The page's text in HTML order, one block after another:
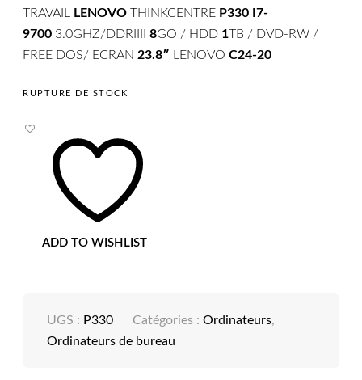
TRAVAIL
LENOVO THINKCENTRE P330 I7-
9700 3.0GHZ/DDRIIII8GO / HDD 1TB / DVD-RW /
FREE DOS/ ECRAN 23.8″ LENOVOC24-20
RUPTURE DE STOCK
ADD TO WISHLIST
UGS : P330 Catégories :Ordinateurs,
Ordinateurs de bureau